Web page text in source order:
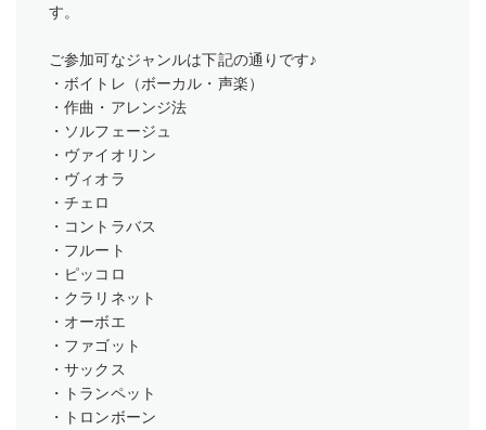
す。
ご参加可なジャンルは下記の通りです♪
・ボイトレ（ボーカル・声楽）
・作曲・アレンジ法
・ソルフェージュ
・ヴァイオリン
・ヴィオラ
・チェロ
・コントラバス
・フルート
・ピッコロ
・クラリネット
・オーボエ
・ファゴット
・サックス
・トランペット
・トロンボーン